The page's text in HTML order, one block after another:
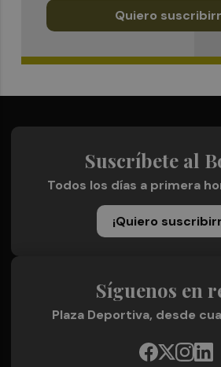
Quiero
Suscríbete al
Todos los días a primera
¡Quiero
Síguenos en
Plaza Deportiva, desde